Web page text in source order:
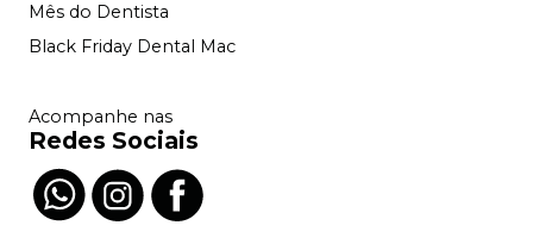
Mês do Dentista
Black Friday Dental Mac
Acompanhe nas
Redes Sociais